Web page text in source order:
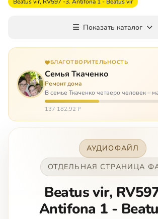
Показать каталог
БЛАГОТВОРИТЕЛЬНОСТЬ
Семья Ткаченко
Ремонт дома
В семье Ткаченко четверо человек –
сыновей. И это семья – крепость. У них
и бед, что хватило бы на много семей.
137 182,92 ₽
АУДИОФАЙЛ
ОТДЕЛЬНАЯ СТРАНИЦА
Beatus vir,
Antifona 1 -